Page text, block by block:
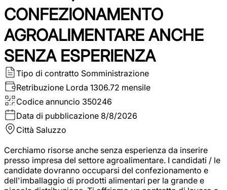
CONFEZIONAMENTO
AGROALIMENTARE ANCHE
SENZA ESPERIENZA
Tipo di contratto Somministrazione
Retribuzione Lorda 1306.72 mensile
Codice annuncio 350246
Data di pubblicazione 8/8/2026
Città Saluzzo
Cerchiamo risorse anche senza esperienza da inserire
presso impresa del settore agroalimentare. I candidati / le
candidate dovranno occuparsi del confezionamento e
dell'imballaggio di prodotti alimentari per la grande e